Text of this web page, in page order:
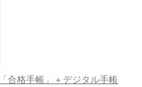
格手帳」＋デジタル手帳